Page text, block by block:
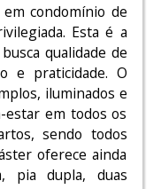
em condomínio de
Esta é a
qualidade de
e praticidade. O
iluminados e
estar em todos os
sendo todos
oferece ainda
pia dupla, duas